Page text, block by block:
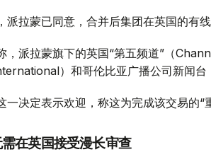
派拉蒙已同意，合并后集团在英国的有
，派拉蒙旗下的英国“第五频道”（
）和哥伦比亚广播公司新闻台
一决定表示欢迎，称这为完成该交易的“
在英国接受漫长审查